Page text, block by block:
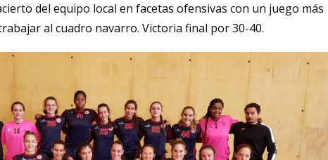
del equipo local en facetas ofensivas con un juego más
al cuadro navarro. Victoria final por 30-40.